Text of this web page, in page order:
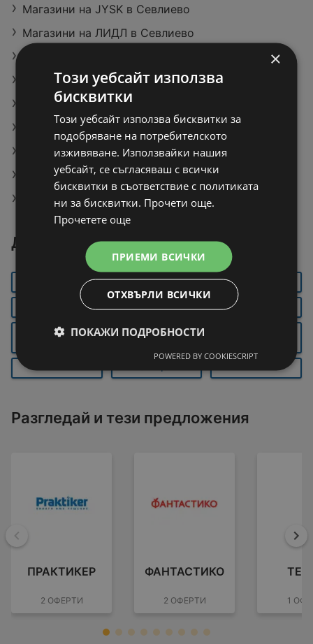
Магазини на JYSK в Севлиево
Магазини на ЛИДЛ в Севлиево
CRIVIT Макарон за плуване 145 см
Актуални брошури на Технополис Карнобат
Актуални брошури на Aiko Априлци
Агнешки гърди замразени
bevola Тампони за грим
CURVER Кош за съхранение 4 л
Други градове около Севлиево
АПРИЛЦИ ПАВЛИКЕНИ
ТРОЯН
ЛЕВСКИ ВЕЛИКО ТЪРНОВО
Разгледай и тези предложения
Назад
ПРАКТИКЕР
2 ОФЕРТИ
ФАНТАСТИКО
2 ОФЕРТИ 1
×
Този уебсайт използва
бисквитки
Този уебсайт използва бисквитки за
подобряване на потребителското
изживяване. Използвайки нашия
уебсайт, се съгласяваш с всички
бисквитки в съответствие с политиката
ни за бисквитки. Прочети още.
Прочетете още
ПРИЕМИ ВСИЧКИ
ОТХВЪРЛИ ВСИЧКИ
ПОКАЖИ ПОДРОБНОСТИ
POWERED BY COOKIESCRIPT